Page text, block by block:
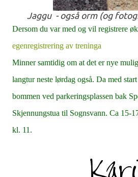
Jaggu - også orm (og
Dersom du var med og vil registrere
egenregistrering av treninga
Minner samtidig om at det er nye
langtur neste lørdag også. Da med
bommen ved parkeringsplassen bak
Skjennungstua til Sognsvann. Ca 15-
kl. 11.